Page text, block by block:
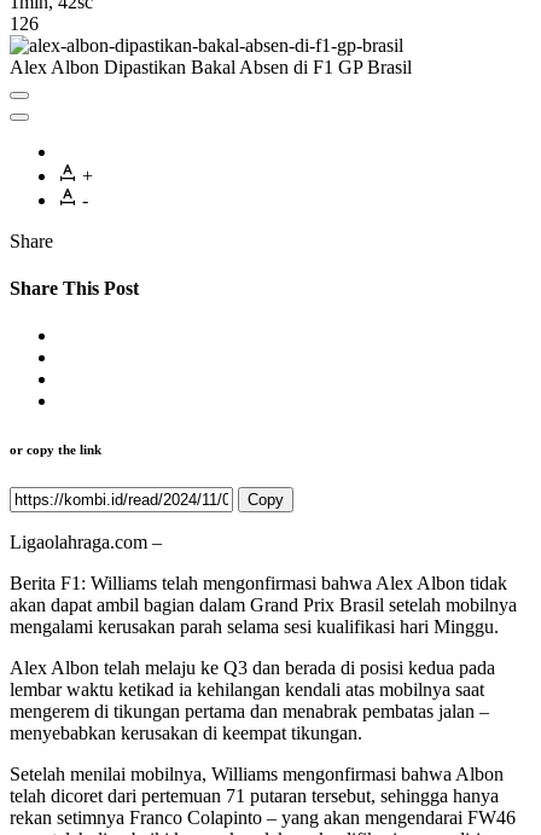
126
Alex Albon Dipastikan Bakal Absen di F1 GP Brasil
+
-
Share
Share This Post
or copy the link
Copy
Ligaolahraga.com –
Berita F1: Williams telah mengonfirmasi bahwa Alex Albon tidak
akan dapat ambil bagian dalam Grand Prix Brasil setelah mobilnya
mengalami kerusakan parah selama sesi kualifikasi hari Minggu.
Alex Albon telah melaju ke Q3 dan berada di posisi kedua pada
lembar waktu ketikad ia kehilangan kendali atas mobilnya saat
mengerem di tikungan pertama dan menabrak pembatas jalan –
menyebabkan kerusakan di keempat tikungan.
Setelah menilai mobilnya, Williams mengonfirmasi bahwa Albon
telah dicoret dari pertemuan 71 putaran tersebut, sehingga hanya
rekan setimnya Franco Colapinto – yang akan mengendarai FW46